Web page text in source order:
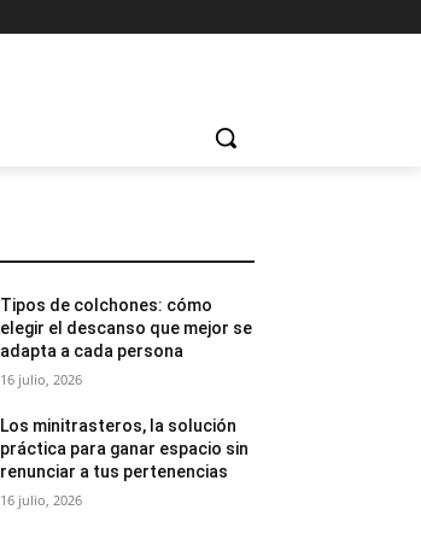
Tipos de colchones: cómo
elegir el descanso que mejor se
adapta a cada persona
16 julio, 2026
Los minitrasteros, la solución
práctica para ganar espacio sin
renunciar a tus pertenencias
16 julio, 2026